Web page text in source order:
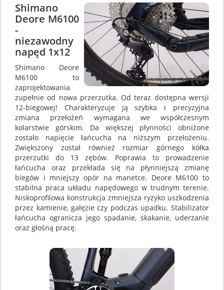
Shimano
Deore M6100
-
niezawodny
napęd 1x12
Shimano Deore
M6100 to
zaprojektowania
zupełnie od nowa przerzutka. Od teraz dostępna wersji
12-biegowej! Charakteryzuje ją szybka i precyzyjna
zmiana przełożeń wymagana we współczesnym
kolarstwie górskim. Da większej płynności obniżone
zostało napięcie łańcucha na niższym przełożeniu.
Zwiększony został również rozmiar górnego kółka
przerzutki do 13 zębów. Poprawia to prowadzenie
łańcucha oraz przekłada się na płynniejszą zmianę
biegów i mniejszy opór na manetce. Deore M6100 to
stabilna praca układu napędowego w trudnym terenie.
Niskoprofilowa konstrukcja zmniejsza ryzyko uszkodzenia
przez kamienie, gałęzie czy podczas upadku. Stabilizator
łańcucha ogranicza jego spadanie, skakanie, uderzanie
oraz głośną pracę.